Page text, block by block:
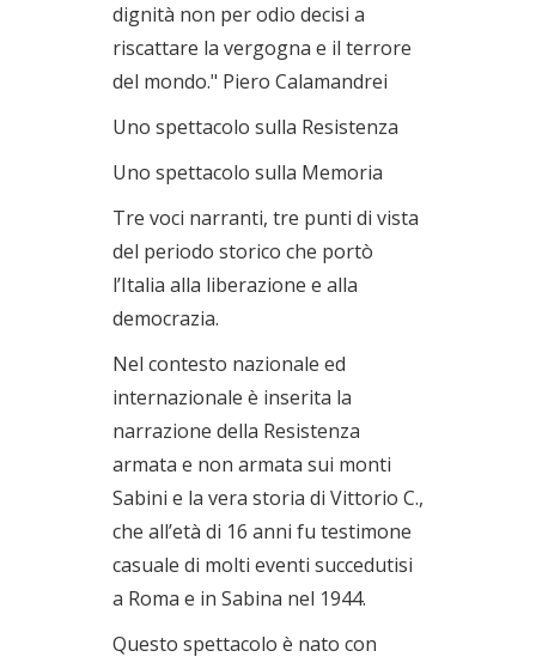
dignità non per odio decisi a
riscattare la vergogna e il terrore
del mondo." Piero Calamandrei
Uno spettacolo sulla Resistenza
Uno spettacolo sulla Memoria
Tre voci narranti, tre punti di vista
del periodo storico che portò
l’Italia alla liberazione e alla
democrazia.
Nel contesto nazionale ed
internazionale è inserita la
narrazione della Resistenza
armata e non armata sui monti
Sabini e la vera storia di Vittorio C.,
che all’età di 16 anni fu testimone
casuale di molti eventi succedutisi
a Roma e in Sabina nel 1944.
Questo spettacolo è nato con